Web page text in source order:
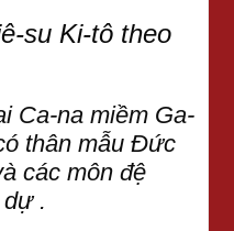
su Ki-tô theo
Ca-na miềm Ga-
thân mẫu Đức
các môn đệ
.